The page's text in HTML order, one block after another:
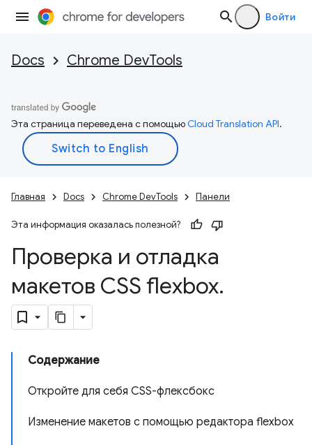
Войти
Docs Chrome DevTools
Эта страница переведена с помощьюCloud Translation API.
Главная Docs Chrome DevTools Панели
Эта информация оказалась полезной?
Проверка и отладка
макетов CSS flexbox.
Содержание
Откройте для себя CSS-флексбокс
Изменение макетов с помощью редактора flexbox